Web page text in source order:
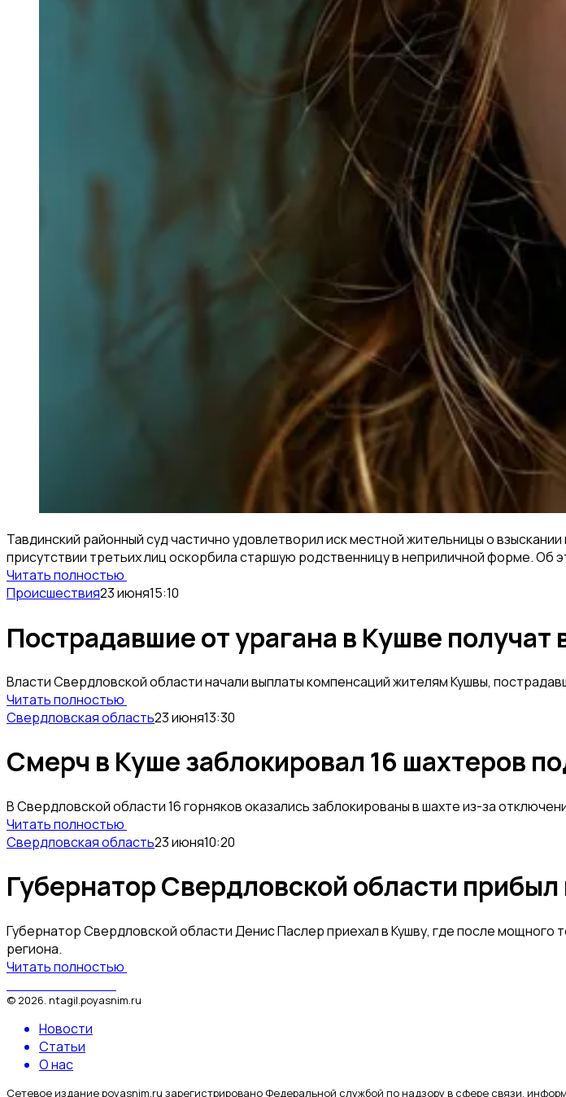
Тавдинский районный суд частично удовлетворил иск местной жительницы о
присутствии третьих лиц оскорбила старшую родственницу в неприличной форме.
Читать полностью
Происшествия23 июня15:10
Пострадавшие от урагана в Кушве получат
Власти Свердловской области начали выплаты компенсаций жителям Кушвы,
Читать полностью
Свердловская область23 июня13:30
Смерч в Куше заблокировал 16 шахтеров
В Свердловской области 16 горняков оказались заблокированы в шахте из-за
Читать полностью
Свердловская область23 июня10:20
Губернатор Свердловской области
Губернатор Свердловской области Денис Паслер приехал в Кушву, где после
региона.
Читать полностью
© 2026. ntagil.poyasnim.ru
Новости
Статьи
О нас
Сетевое издание poyasnim.ru зарегистрировано Федеральной службой по надзору в сфере связи,